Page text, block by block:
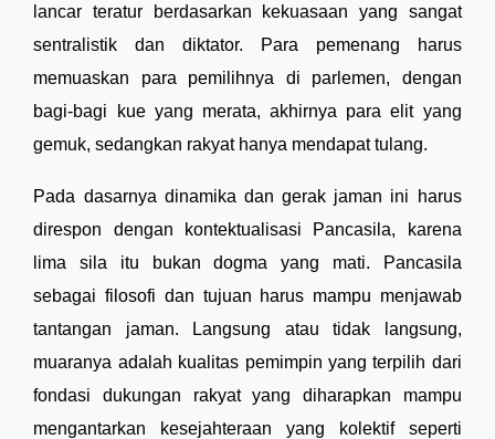
lancar teratur berdasarkan kekuasaan yang sangat
sentralistik dan diktator. Para pemenang harus
memuaskan para pemilihnya di parlemen, dengan
bagi-bagi kue yang merata, akhirnya para elit yang
gemuk, sedangkan rakyat hanya mendapat tulang.
Pada dasarnya dinamika dan gerak jaman ini harus
direspon dengan kontektualisasi Pancasila, karena
lima sila itu bukan dogma yang mati. Pancasila
sebagai filosofi dan tujuan harus mampu menjawab
tantangan jaman. Langsung atau tidak langsung,
muaranya adalah kualitas pemimpin yang terpilih dari
fondasi dukungan rakyat yang diharapkan mampu
mengantarkan kesejahteraan yang kolektif seperti